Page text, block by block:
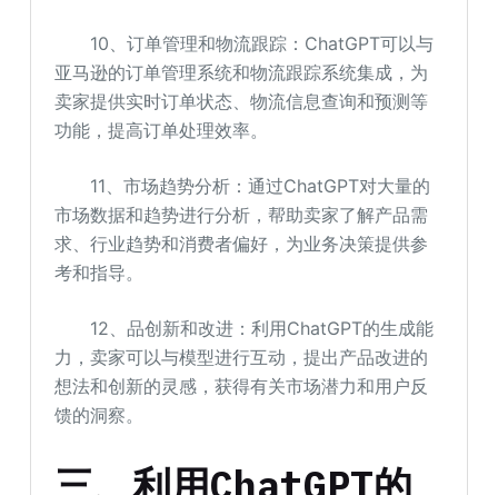
10、订单管理和物流跟踪：ChatGPT可以与
亚马逊的订单管理系统和物流跟踪系统集成，为
卖家提供实时订单状态、物流信息查询和预测等
功能，提高订单处理效率。
11、市场趋势分析：通过ChatGPT对大量的
市场数据和趋势进行分析，帮助卖家了解产品需
求、行业趋势和消费者偏好，为业务决策提供参
考和指导。
12、品创新和改进：利用ChatGPT的生成能
力，卖家可以与模型进行互动，提出产品改进的
想法和创新的灵感，获得有关市场潜力和用户反
馈的洞察。